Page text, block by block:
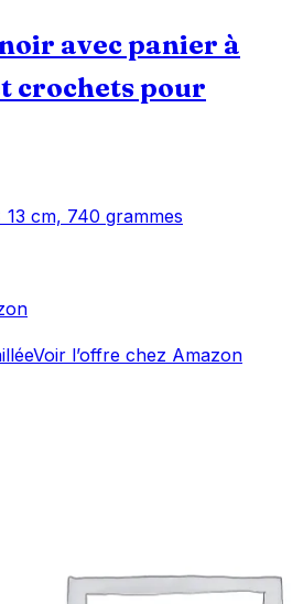
avec panier à
crochets pour
cm, 740 grammes
Voir l’offre chez Amazon